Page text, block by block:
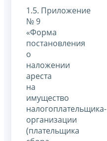
1.5. Приложение
№ 9
«Форма
постановления
о
наложении
ареста
на
имущество
налогоплательщика-
организации
(плательщика